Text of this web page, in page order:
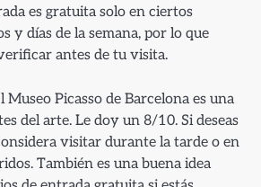
es gratuita solo en ciertos
y días de la semana, por lo que
antes de tu visita.
Museo Picasso de Barcelona es una
del arte. Le doy un 8/10. Si deseas
visitar durante la tarde o en
También es una buena idea